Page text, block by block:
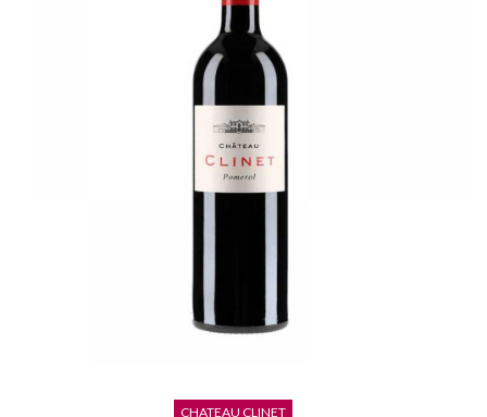
CHATEAU CLINET